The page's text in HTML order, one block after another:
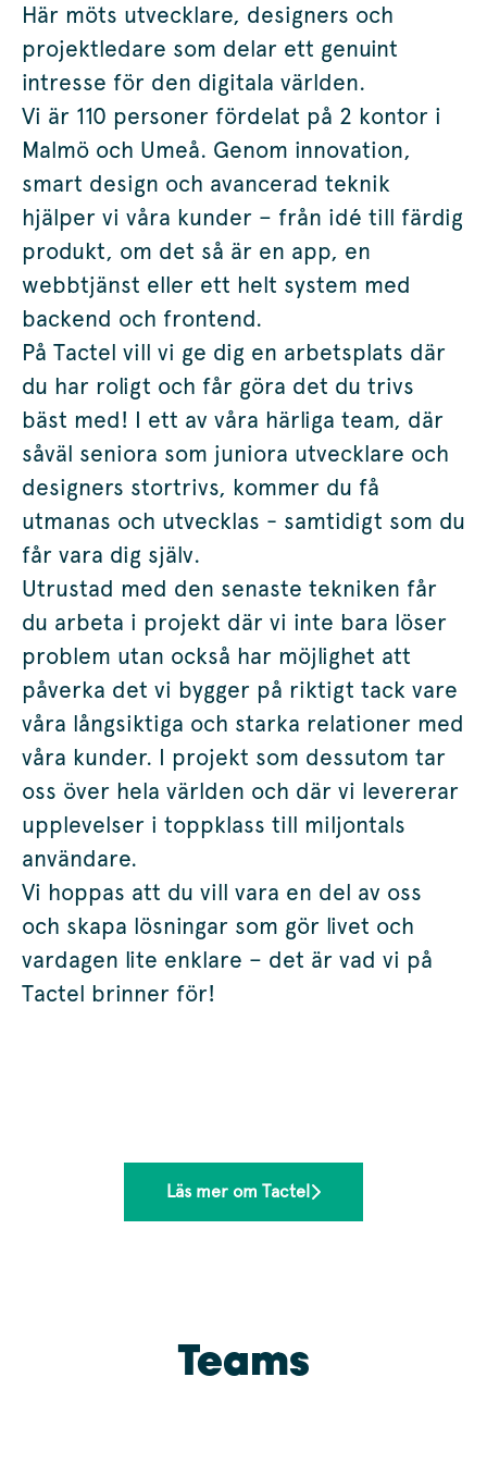
Här möts utvecklare, designers och
projektledare som delar ett genuint
intresse för den digitala världen.
Vi är 110 personer fördelat på 2 kontor i
Malmö och Umeå. Genom innovation,
smart design och avancerad teknik
hjälper vi våra kunder – från idé till färdig
produkt, om det så är en app, en
webbtjänst eller ett helt system med
backend och frontend.
På Tactel vill vi ge dig en arbetsplats där
du har roligt och får göra det du trivs
bäst med! I ett av våra härliga team, där
såväl seniora som juniora utvecklare och
designers stortrivs, kommer du få
utmanas och utvecklas - samtidigt som du
får vara dig själv.
Utrustad med den senaste tekniken får
du arbeta i projekt där vi inte bara löser
problem utan också har möjlighet att
påverka det vi bygger på riktigt tack vare
våra långsiktiga och starka relationer med
våra kunder. I projekt som dessutom tar
oss över hela världen och där vi levererar
upplevelser i toppklass till miljontals
användare.
Vi hoppas att du vill vara en del av oss
och skapa lösningar som gör livet och
vardagen lite enklare – det är vad vi på
Tactel brinner för!
Läs mer om Tactel
Teams